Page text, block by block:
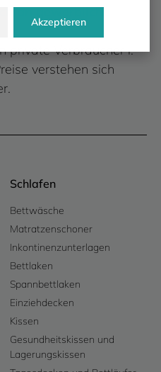
an gewerbliche
private Verbraucher i.
verstehen sich
Schlafen
Bettwäsche
Matratzenschoner
Inkontinenzunterlagen
Bettlaken
Spannbettlaken
Einziehdecken
Kissen
Gesundheitskissen und
Lagerungskissen
Akzeptieren